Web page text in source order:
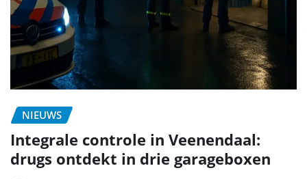
NIEUWS
Integrale controle in Veenendaal:
drugs ontdekt in drie garageboxen